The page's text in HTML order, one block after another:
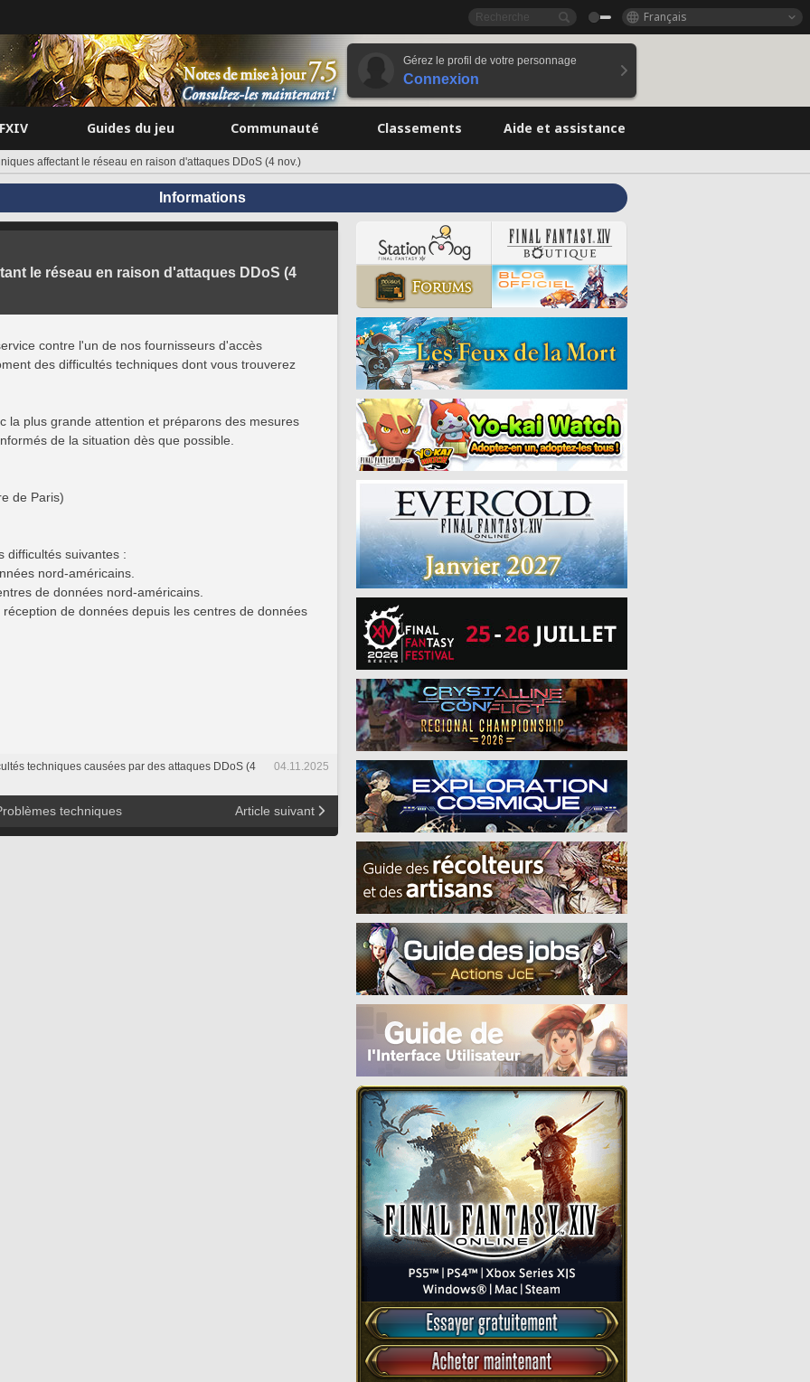
Français
Gérez le profil de votre personnage
Connexion
Guides du jeu Communauté Classements Aide et assistance
affectant le réseau en raison d'attaques DDoS (4 nov.)
Informations
le réseau en raison d'attaques DDoS (4
contre l'un de nos fournisseurs d'accès
des difficultés techniques dont vous trouverez
la plus grande attention et préparons des mesures
de la situation dès que possible.
de Paris)
difficultés suivantes :
nord-américains.
de données nord-américains.
réception de données depuis les centres de données
techniques causées par des attaques DDoS (4
04.11.2025
techniques Article suivant